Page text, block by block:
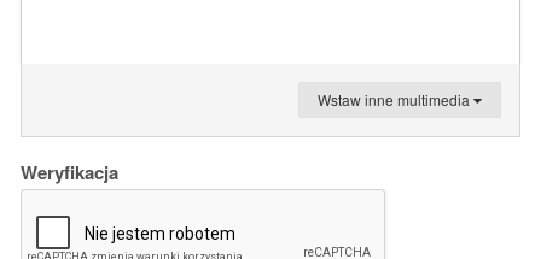
Wstaw inne multimedia
Weryfikacja